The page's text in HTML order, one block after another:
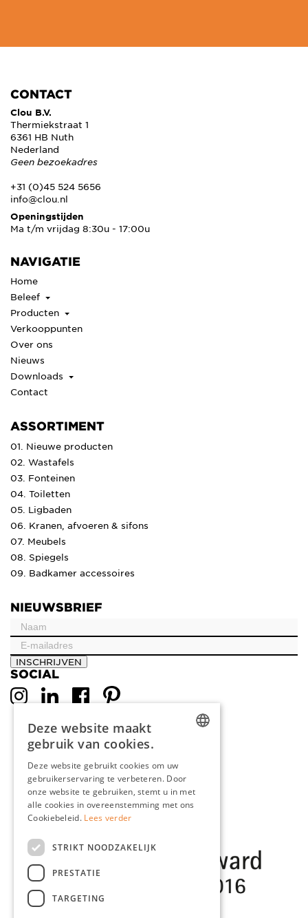
CONTACT
Clou B.V.
Thermiekstraat 1
6361 HB Nuth
Nederland
Geen bezoekadres
+31 (0)45 524 5656
info@clou.nl
Openingstijden
Ma t/m vrijdag 8:30u - 17:00u
NAVIGATIE
Home
Beleef
Producten
Verkooppunten
Over ons
Nieuws
Downloads
Contact
ASSORTIMENT
01. Nieuwe producten
02. Wastafels
03. Fonteinen
04. Toiletten
05. Ligbaden
06. Kranen, afvoeren & sifons
07. Meubels
08. Spiegels
09. Badkamer accessoires
NIEUWSBRIEF
INSCHRIJVEN
SOCIAL
ENGLISH
FRENCH
Deze website maakt
gebruik van cookies.
Deze website gebruikt cookies om uw
gebruikerservaring te verbeteren. Door
onze website te gebruiken, stemt u in met
alle cookies in overeenstemming met ons
Cookiebeleid. Lees verder
STRIKT NOODZAKELIJK
PRESTATIE
TARGETING